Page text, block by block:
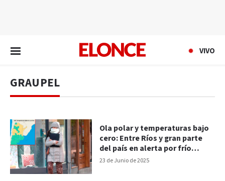
VIVO
GRAUPEL
23 de Junio de 2025
Ola polar y temperaturas bajo
cero: Entre Ríos y gran parte
del país en alerta por frío
extremo